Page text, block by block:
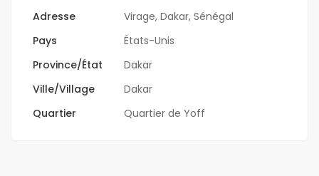
Adresse
Virage, Dakar, Sénégal
Pays
États-Unis
Province/État
Dakar
Ville/Village
Dakar
Quartier
Quartier de Yoff